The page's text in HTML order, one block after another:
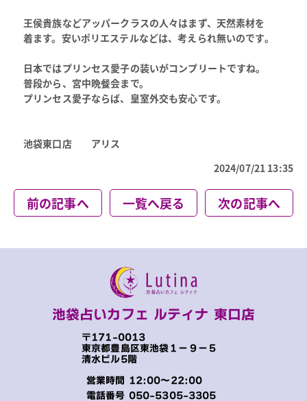
王侯貴族などアッパークラスの人々はまず、天然素材を
着ます。安いポリエステルなどは、考えられ無いのです。
日本ではプリンセス愛子の装いがコンプリートですね。
普段から、宮中晩餐会まで。
プリンセス愛子ならば、皇室外交も安心です。
池袋東口店 アリス
2024/07/21 13:35
前の記事へ 一覧へ戻る 次の記事へ
池袋占いカフェ ルティナ 東口店
〒171-0013
東京都豊島区東池袋１−９−５
清水ビル5階
営業時間 12:00～22:00
電話番号 050-5305-3305